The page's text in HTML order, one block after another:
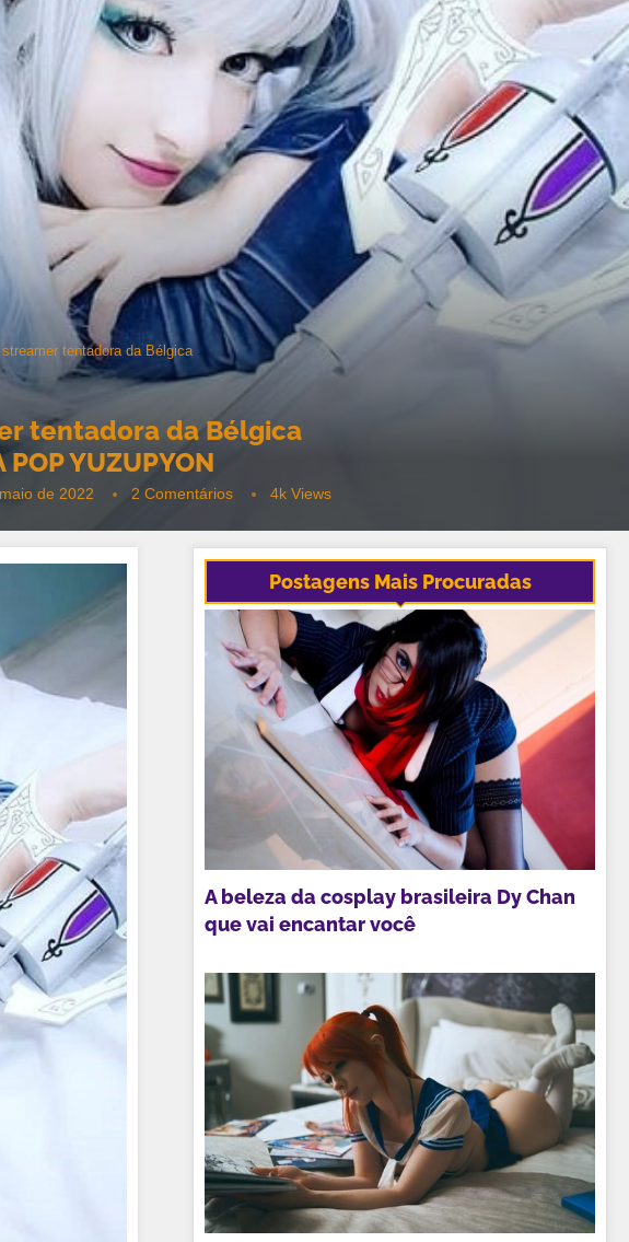
tentadora da Bélgica
tentadora da Bélgica
POP YUZUPYON
de 2022 2 Comentários 4k Views
Postagens Mais Procuradas
A beleza da cosplay brasileira Dy Chan
que vai encantar você